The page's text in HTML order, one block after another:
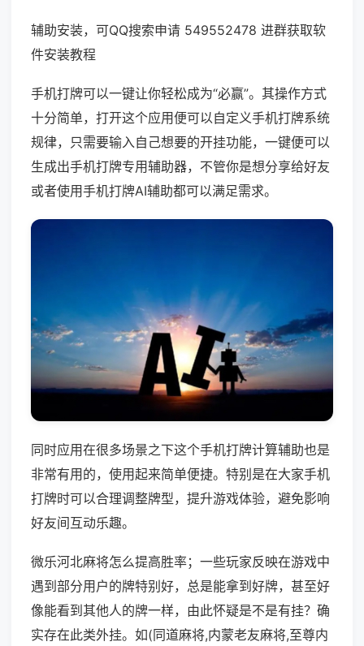
辅助安装，可QQ搜索申请 549552478 进群获取软
件安装教程
手机打牌可以一键让你轻松成为“必赢”。其操作方式
十分简单，打开这个应用便可以自定义手机打牌系统
规律，只需要输入自己想要的开挂功能，一键便可以
生成出手机打牌专用辅助器，不管你是想分享给好友
或者使用手机打牌AI辅助都可以满足需求。
同时应用在很多场景之下这个手机打牌计算辅助也是
非常有用的，使用起来简单便捷。特别是在大家手机
打牌时可以合理调整牌型，提升游戏体验，避免影响
好友间互动乐趣。
微乐河北麻将怎么提高胜率；一些玩家反映在游戏中
遇到部分用户的牌特别好，总是能拿到好牌，甚至好
像能看到其他人的牌一样，由此怀疑是不是有挂？确
实存在此类外挂。如(同道麻将,内蒙老友麻将,至尊内